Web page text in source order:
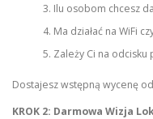
Ilu osobom chcesz
Ma działać na WiFi
Zależy Ci na odcisku
Dostajesz wstępną wycenę
KROK 2: Darmowa Wizja